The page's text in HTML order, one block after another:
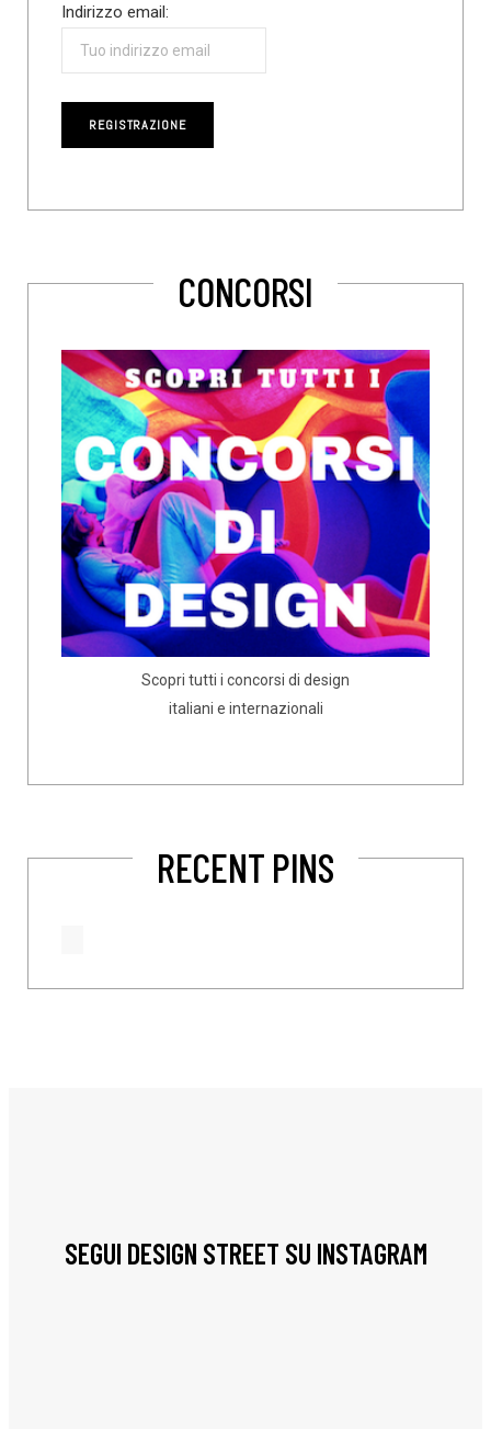
Indirizzo email:
CONCORSI
Scopri tutti i concorsi di design
italiani e internazionali
RECENT PINS
SEGUI DESIGN STREET SU INSTAGRAM